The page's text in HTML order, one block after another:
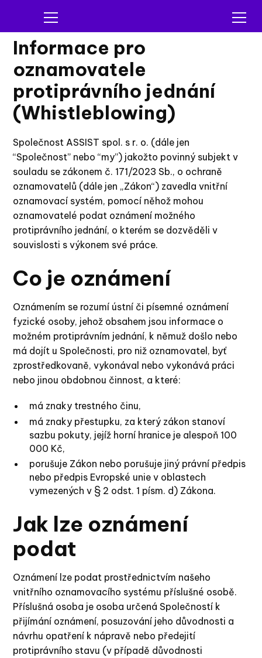
Informace pro
oznamovatele
protiprávního jednání
(Whistleblowing)
Společnost ASSIST spol. s r. o. (dále jen
“Společnost” nebo “my”) jakožto povinný subjekt v
souladu se zákonem č. 171/2023 Sb., o ochraně
oznamovatelů (dále jen „Zákon“) zavedla vnitřní
oznamovací systém, pomocí něhož mohou
oznamovatelé podat oznámení možného
protiprávního jednání, o kterém se dozvěděli v
souvislosti s výkonem své práce.
Co je oznámení
Oznámením se rozumí ústní či písemné oznámení
fyzické osoby, jehož obsahem jsou informace o
možném protiprávním jednání, k němuž došlo nebo
má dojít u Společnosti, pro niž oznamovatel, byť
zprostředkovaně, vykonával nebo vykonává práci
nebo jinou obdobnou činnost, a které:
má znaky trestného činu,
má znaky přestupku, za který zákon stanoví
sazbu pokuty, jejíž horní hranice je alespoň 100
000 Kč,
porušuje Zákon nebo porušuje jiný právní předpis
nebo předpis Evropské unie v oblastech
vymezených v § 2 odst. 1 písm. d) Zákona.
Jak lze oznámení
podat
Oznámení lze podat prostřednictvím našeho
vnitřního oznamovacího systému příslušné osobě.
Příslušná osoba je osoba určená Společností k
přijímání oznámení, posuzování jeho důvodnosti a
návrhu opatření k nápravě nebo předejití
protiprávního stavu (v případě důvodnosti